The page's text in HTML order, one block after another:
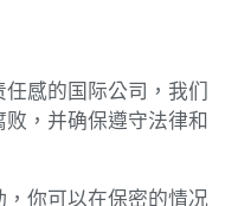
感的国际公司，我们
，并确保遵守法律和
你可以在保密的情况